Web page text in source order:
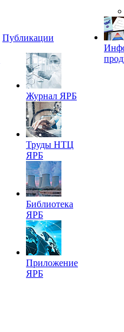
Публикации
Журнал ЯРБ
Труды НТЦ
ЯРБ
Библиотека
ЯРБ
Приложение
ЯРБ